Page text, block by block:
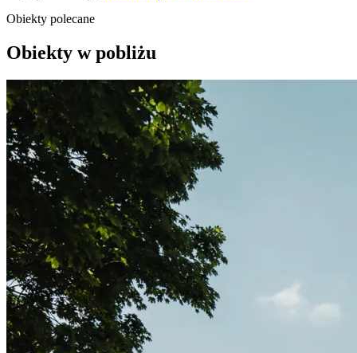
Obiekty polecane
Obiekty w pobliżu